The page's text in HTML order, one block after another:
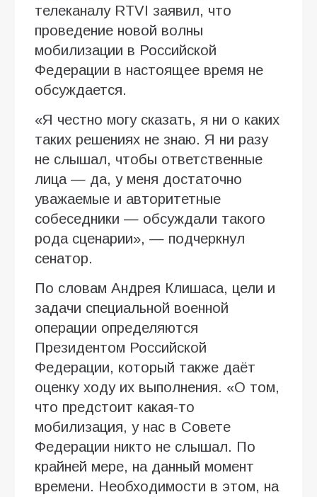
телеканалу RTVI заявил, что
проведение новой волны
мобилизации в Российской
Федерации в настоящее время не
обсуждается.
«Я честно могу сказать, я ни о каких
таких решениях не знаю. Я ни разу
не слышал, чтобы ответственные
лица — да, у меня достаточно
уважаемые и авторитетные
собеседники — обсуждали такого
рода сценарии», — подчеркнул
сенатор.
По словам Андрея Клишаса, цели и
задачи специальной военной
операции определяются
Президентом Российской
Федерации, который также даёт
оценку ходу их выполнения. «О том,
что предстоит какая-то
мобилизация, у нас в Совете
Федерации никто не слышал. По
крайней мере, на данный момент
времени. Необходимости в этом, на